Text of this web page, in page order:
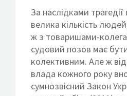
За наслідками
велика кількість
ж з товаришами-
судовий позов має
колективним. Але ж
влада кожного року
сумнозвісний Закон